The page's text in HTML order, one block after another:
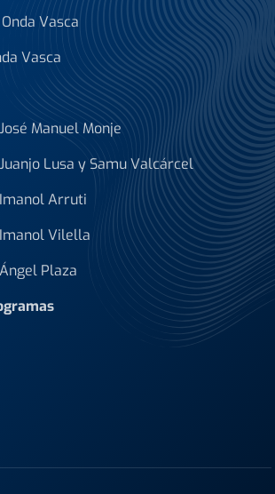
Vasca
Vasca
Manuel Monje
Lusa y Samu Valcárcel
Arruti
Vilella
Plaza